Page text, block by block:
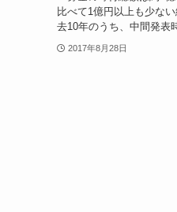
比べて1億円以上も少な
去10年のうち、中間発表
2017年8月28日